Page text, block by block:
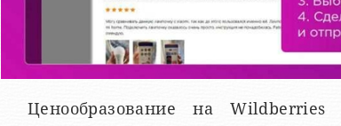
Ценообразование на